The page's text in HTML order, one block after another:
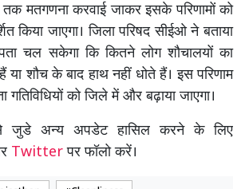
मतगणना करवाई जाकर इसके परिणामों को
किया जाएगा। जिला परिषद सीईओ ने बताया
चल सकेगा कि कितने लोग शौचालयों का
या शौच के बाद हाथ नहीं धोते हैं। इस परिणाम
को जिले में और बढ़ाया जाएगा।
जुडे अन्य अपडेट हासिल करने के लिए
Twitterपर फॉलो करें।